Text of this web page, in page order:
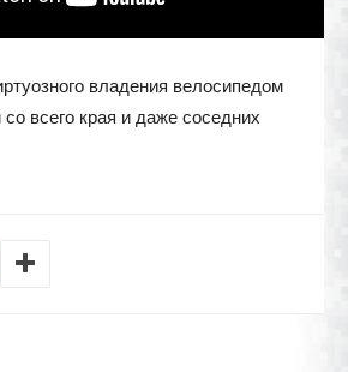
владения велосипедом
всего края и даже соседних